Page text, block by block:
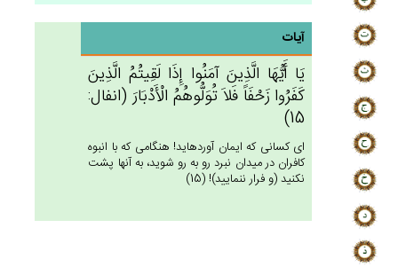
آیات
يَا أَيُّهَا الَّذِين‌َ آمَنُوا إِذَا لَقِيتُم‌ُ الَّذِين‌َ
كَفَرُوا زَحْفَاً فَلاَ تُوَلُّوهُم‌ُ الْأَدْبَارَ (انفال:
15)
اى كسانى كه ايمان آورده‏ايد! هنگامى كه با انبوه
كافران در ميدان نبرد رو به رو شويد، به آنها پشت
نكنيد (و فرار ننماييد)! (15)